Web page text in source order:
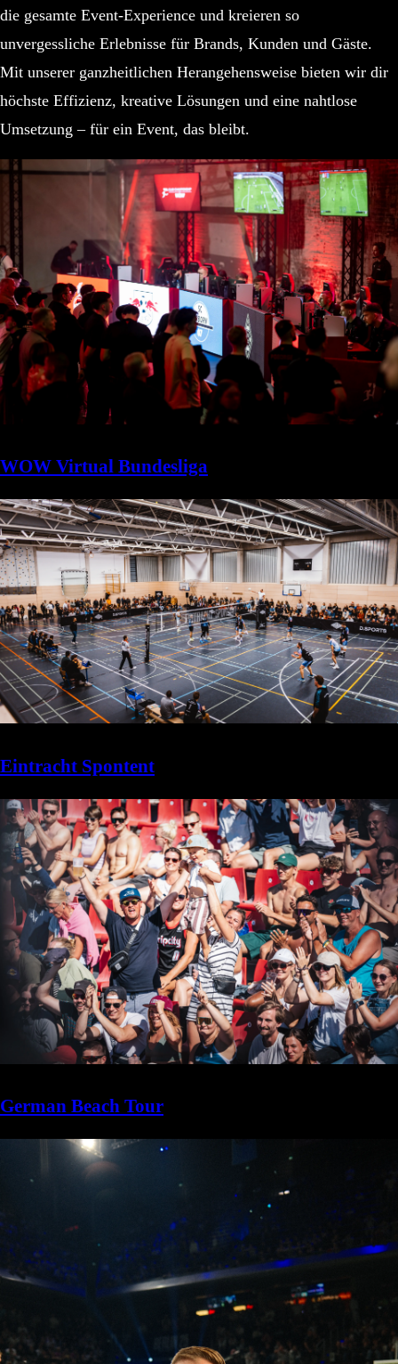
die gesamte Event-Experience und kreieren so
unvergessliche Erlebnisse für Brands, Kunden und Gäste.
Mit unserer ganzheitlichen Herangehensweise bieten wir dir
höchste Effizienz, kreative Lösungen und eine nahtlose
Umsetzung – für ein Event, das bleibt.
WOW Virtual Bundesliga
Eintracht Spontent
German Beach Tour